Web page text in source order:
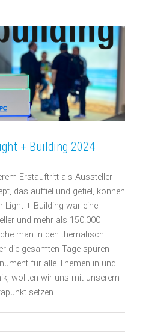
+ Building 2024
Erstauftritt als Aussteller
das auffiel und gefiel, können
Light + Building war eine
und mehr als 150.000
man in den thematisch
die gesamten Tage spüren
für alle Themen in und
wollten wir uns mit unserem
setzen.